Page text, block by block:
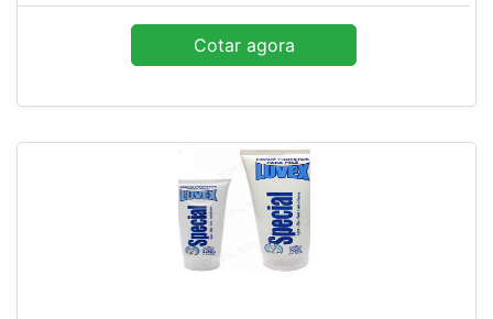
Cotar agora